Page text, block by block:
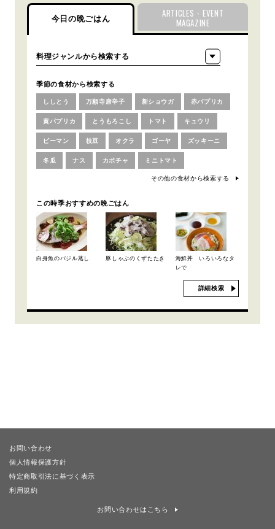
今日の晩ごはん
ARTICLES・EVENT
MAGAZINE
季節の食材から検索する
ししとう 万願寺唐辛子 新ショウガ 赤パプリカ
黄パプリカ とうもろこし トマト キュウリ
ピーマン 枝豆 オクラ ゴーヤ ズッキーニ
冬瓜 ナス カボチャ ミニトマト
その他の食材から検索する
この時季おすすめの晩ごはん
白身魚のバジル蒸し 豚しゃぶのくずたたき
海鮮丼 いろいろなタ
レで
詳細検索
お問い合わせ
個人情報保護方針
特定商取引法に基づく表示
利用規約
お問い合わせはこちら